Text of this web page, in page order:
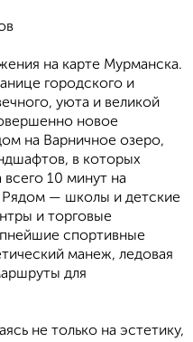
на карте Мурманска.
городского и
уюта и великой
новое
на Варничное озеро,
в которых
10 минут на
Рядом — школы и детские
и торговые
спортивные
манеж, ледовая
для
не только на эстетику,